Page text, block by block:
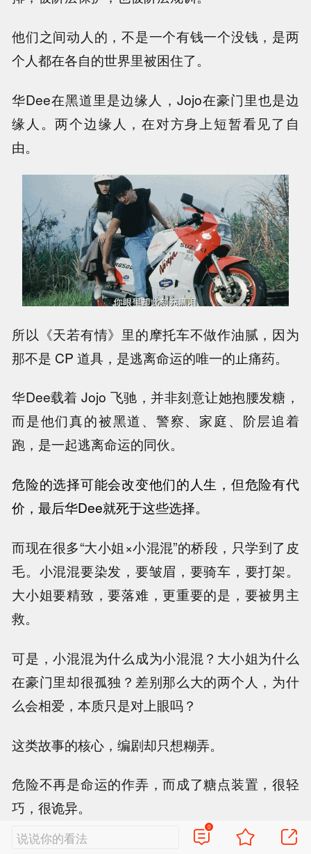
他们之间动人的，不是一个有钱一个没钱，是两
个人都在各自的世界里被困住了。
华Dee在黑道里是边缘人，Jojo在豪门里也是边
缘人。两个边缘人，在对方身上短暂看见了自
由。
所以《天若有情》里的摩托车不做作油腻，因为
那不是 CP 道具，是逃离命运的唯一的止痛药。
华Dee载着 Jojo 飞驰，并非刻意让她抱腰发糖，
而是他们真的被黑道、警察、家庭、阶层追着
跑，是一起逃离命运的同伙。
危险的选择可能会改变他们的人生，但危险有代
价，最后华Dee就死于这些选择。
而现在很多“大小姐×小混混”的桥段，只学到了皮
毛。小混混要染发，要皱眉，要骑车，要打架。
大小姐要精致，要落难，更重要的是，要被男主
救。
可是，小混混为什么成为小混混？大小姐为什么
在豪门里却很孤独？差别那么大的两个人，为什
么会相爱，本质只是对上眼吗？
这类故事的核心，编剧却只想糊弄。
危险不再是命运的作弄，而成了糖点装置，很轻
巧，很诡异。
《天若有情》的摩托车是亡命感，《双轨》的摩
说说你的看法
0